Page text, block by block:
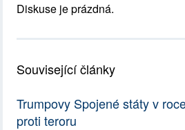
Diskuse je prázdná.
Související články
Trumpovy Spojené státy v
proti teroru